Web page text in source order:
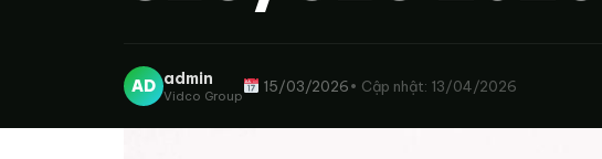
AD admin
Vidco Group
15/03/2026• Cập nhật: 13/04/2026